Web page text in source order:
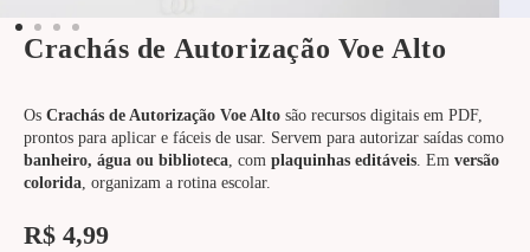
Crachás de Autorização Voe Alto
Os Crachás de Autorização Voe Alto são recursos digitais em PDF,
prontos para aplicar e fáceis de usar. Servem para autorizar saídas como
banheiro, água ou biblioteca, com plaquinhas editáveis. Em versão
colorida, organizam a rotina escolar.
R$ 4,99